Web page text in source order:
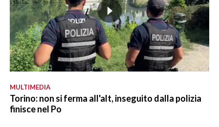
MULTIMEDIA
Torino: non si ferma all'alt, inseguito dalla polizia
finisce nel Po